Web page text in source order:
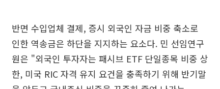
반면 수입업체 결제, 증시 외국인 자금 비중 축소로
인한 역송금은 하단을 지지하는 요소다. 민 선임연구
원은 "외국인 투자자는 패시브 ETF 단일종목 비중 상
한, 미국 RIC 자격 유지 요건을 충족하기 위해 반기말